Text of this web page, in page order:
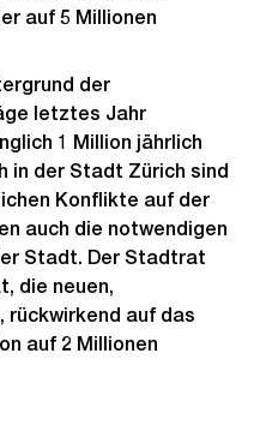
auf 5 Millionen
der
letztes Jahr
1 Million jährlich
in der Stadt Zürich sind
Konflikte auf der
auch die notwendigen
Stadt. Der Stadtrat
die neuen,
rückwirkend auf das
auf 2 Millionen